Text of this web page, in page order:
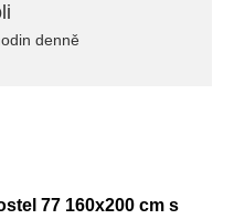
denně
77 160x200 cm s